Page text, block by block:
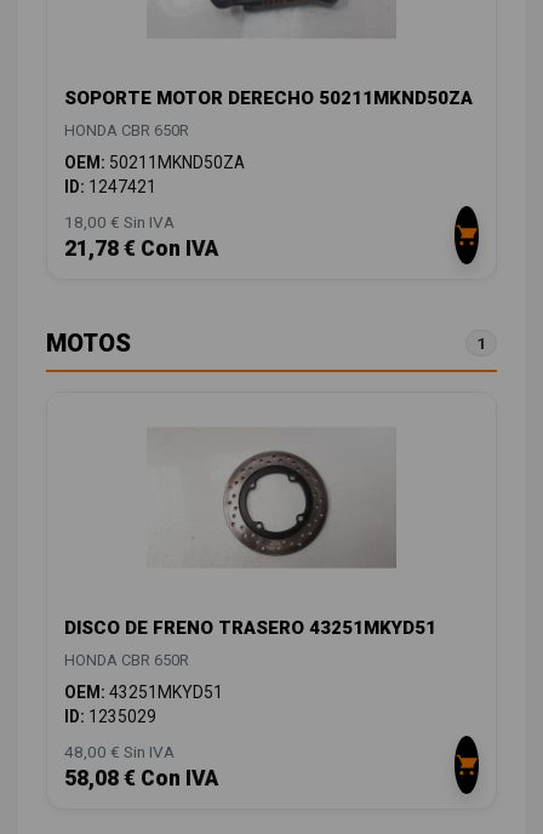
SOPORTE MOTOR DERECHO 50211MKND50ZA
HONDA CBR 650R
OEM: 50211MKND50ZA
ID: 1247421
18,00 € Sin IVA
21,78 € Con IVA
MOTOS 1
DISCO DE FRENO TRASERO 43251MKYD51
HONDA CBR 650R
OEM: 43251MKYD51
ID: 1235029
48,00 € Sin IVA
58,08 € Con IVA